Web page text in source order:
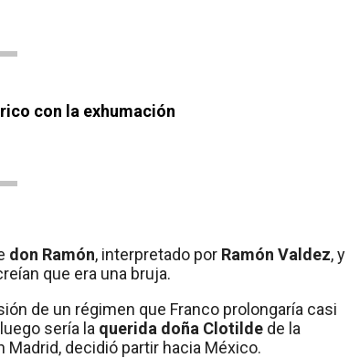
con la exhumación
don Ramón, interpretado por Ramón Valdez, y
que era una bruja.
de un régimen que Franco prolongaría casi
sería la querida doña Clotilde de la
decidió partir hacia México.